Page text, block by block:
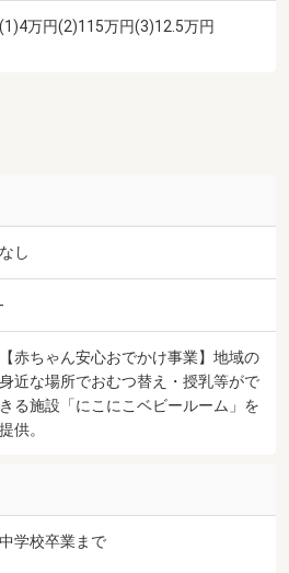
(1)4万円(2)115万円(3)12.5万円
なし
-
【赤ちゃん安心おでかけ事業】地域の
身近な場所でおむつ替え・授乳等がで
きる施設「にこにこベビールーム」を
提供。
中学校卒業まで